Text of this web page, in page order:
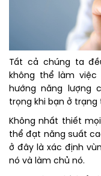
Tất cả chúng ta
không thể làm việc
hướng năng lượng
trọng khi bạn ở
Không nhất thiết
thể đạt năng suất
ở đây là xác định
nó và làm chủ nó.